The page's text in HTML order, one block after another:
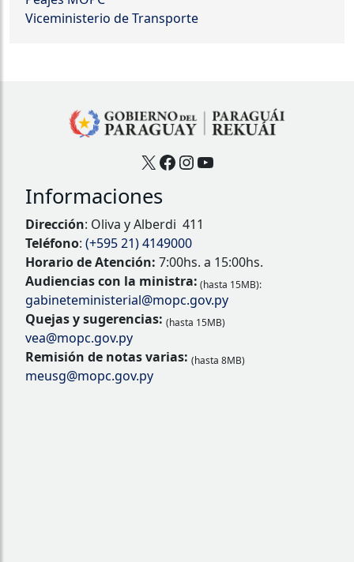
Viceministerio de Transporte
X Facebook
Instagram
YouTube
Informaciones
Dirección: Oliva y Alberdi 411
Teléfono: (+595 21) 4149000
Horario de Atención: 7:00hs. a 15:00hs.
Audiencias con la ministra: (hasta 15MB):
gabineteministerial@mopc.gov.py
Quejas y sugerencias: (hasta 15MB)
vea@mopc.gov.py
Remisión de notas varias: (hasta 8MB)
meusg@mopc.gov.py